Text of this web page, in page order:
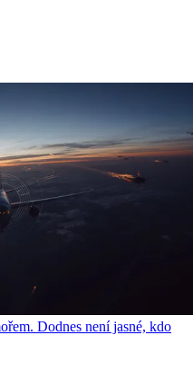
Dodnes není jasné, kdo